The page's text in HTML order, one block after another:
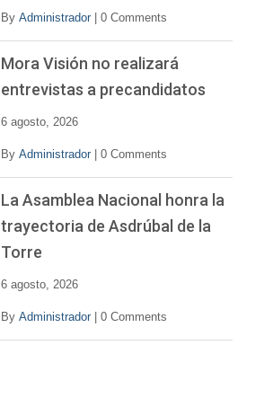
By Administrador 0 Comments
Mora Visión no realizará
entrevistas a precandidatos
6 agosto, 2026
By Administrador 0 Comments
La Asamblea Nacional honra la
trayectoria de Asdrúbal de la
Torre
6 agosto, 2026
By Administrador 0 Comments